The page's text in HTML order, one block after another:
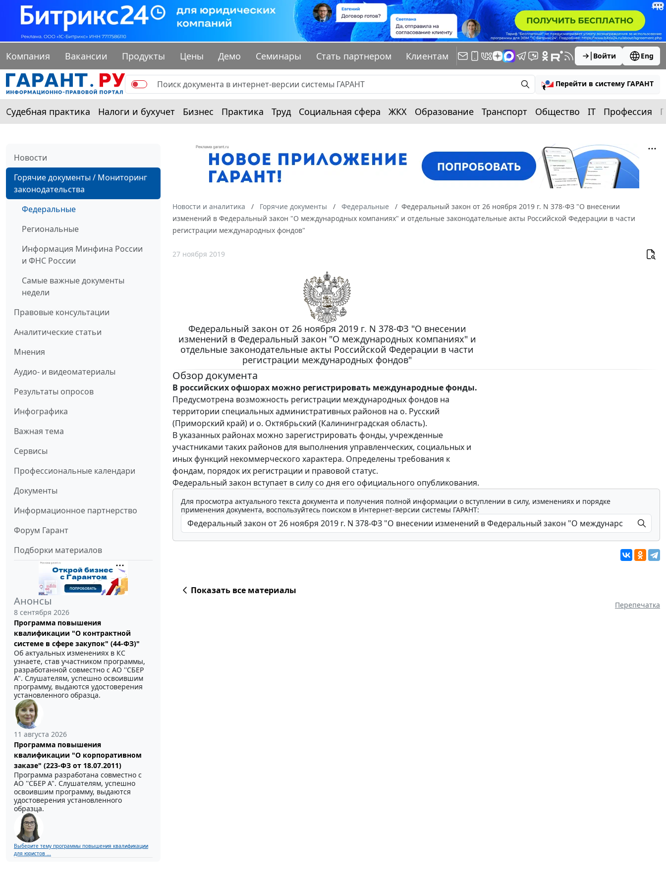
Компания Вакансии Продукты Цены Демо Семинары Стать партнером Клиентам Войти Eng
Перейти в систему ГАРАНТ
Судебная практика Налоги и бухучет Бизнес Практика Труд Социальная сфера ЖКХ Образование Транспорт Общество IT Профессия
Новости
Горячие документы / Мониторинг
законодательства
Федеральные
Региональные
Информация Минфина России
и ФНС России
Самые важные документы
недели
Правовые консультации
Аналитические статьи
Мнения
Аудио- и видеоматериалы
Результаты опросов
Инфографика
Важная тема
Сервисы
Профессиональные календари
Документы
Информационное партнерство
Форум Гарант
Подборки материалов
Анонсы
8 сентября 2026
Программа повышения
квалификации "О контрактной
системе в сфере закупок" (44-ФЗ)"
Об актуальных изменениях в КС
узнаете, став участником программы,
разработанной совместно с АО ''СБЕР
А". Слушателям, успешно освоившим
программу, выдаются удостоверения
установленного образца.
11 августа 2026
Программа повышения
квалификации "О корпоративном
заказе" (223-ФЗ от 18.07.2011)
Программа разработана совместно с
АО ''СБЕР А". Слушателям, успешно
освоившим программу, выдаются
удостоверения установленного
образца.
Выберите тему программы повышения квалификации
для юристов ...
Новости и аналитика Горячие документы Федеральные
Федеральный закон от 26 ноября 2019 г. N 378-ФЗ "О внесении
изменений в Федеральный закон "О международных компаниях" и отдельные законодательные акты Российской Федерации в части
регистрации международных фондов"
27 ноября 2019
Федеральный закон от 26 ноября 2019 г. N 378-ФЗ "О внесении
изменений в Федеральный закон "О международных компаниях" и
отдельные законодательные акты Российской Федерации в части
регистрации международных фондов"
Обзор документа
В российских офшорах можно регистрировать международные фонды.
Предусмотрена возможность регистрации международных фондов на
территории специальных административных районов на о. Русский
(Приморский край) и о. Октябрьский (Калининградская область).
В указанных районах можно зарегистрировать фонды, учрежденные
участниками таких районов для выполнения управленческих, социальных и
иных функций некоммерческого характера. Определены требования к
фондам, порядок их регистрации и правовой статус.
Федеральный закон вступает в силу со дня его официального опубликования.
Для просмотра актуального текста документа и получения полной информации о вступлении в силу, изменениях и порядке
применения документа, воспользуйтесь поиском в Интернет-версии системы ГАРАНТ:
Показать все материалы
Перепечатка